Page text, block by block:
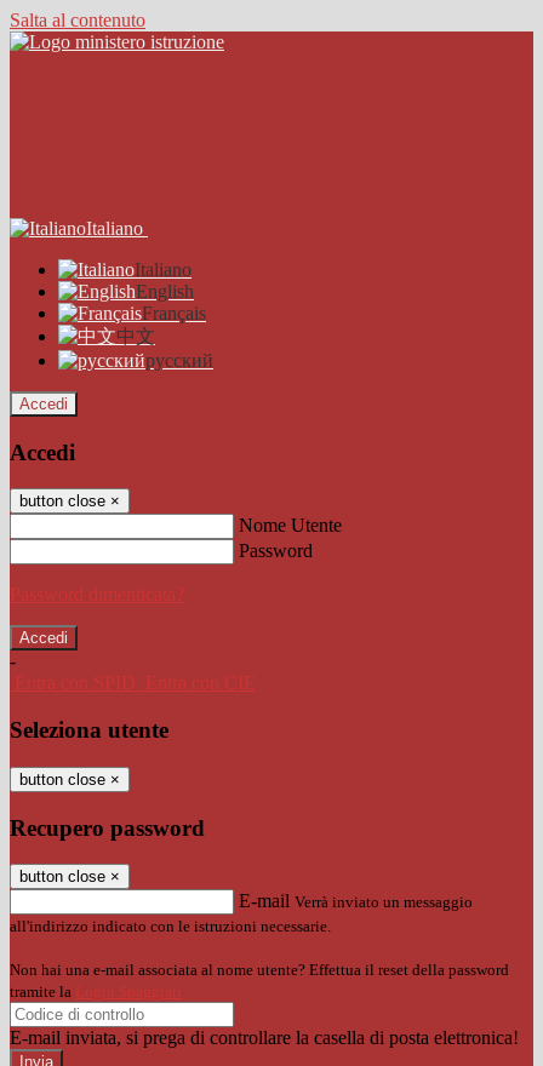
Salta al contenuto
Italiano
Italiano
English
Français
中文
русский
Accedi
Accedi
button close ×
Nome Utente
Password
Password dimenticata?
-
Entra con SPID
Entra con CIE
Seleziona utente
button close ×
Recupero password
button close ×
E-mail Verrà inviato un messaggio
all'indirizzo indicato con le istruzioni necessarie.
Non hai una e-mail associata al nome utente? Effettua il reset della password
tramite la Login Spaggiari
E-mail inviata, si prega di controllare la casella di posta elettronica!